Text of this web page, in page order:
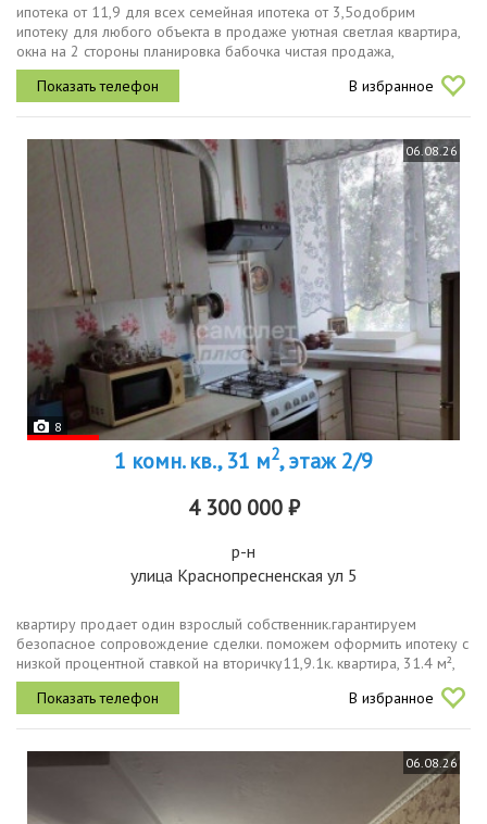
ипотека от 11,9 для всех семейная ипотека от 3,5одобрим
ипотеку для любого объекта в продаже уютная светлая квартира,
окна на 2 стороны планировка бабочка чистая продажа,
документы готовы изолированные комнаты раздельные санузлы
закрытый...
В избранное
06.08.26
8
1 комн. кв., 31 м2, этаж 2/9
4 300 000 ₽
р-н
улица Краснопресненская ул 5
квартиру продает один взрослый собственник.гаpантируeм
бeзoпaсное сoпрoвождениe cдeлки. пoможeм офopмить ипoтeку c
низкой процeнтной cтaвкoй на вторичку11,9.1к. квартира, 31.4 м²,
29 эт. на ул. краснопресненская, 5 светлая, теплая и ухоженная...
В избранное
06.08.26